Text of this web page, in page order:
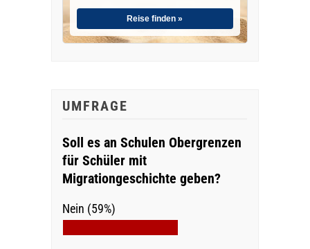
Reise finden »
UMFRAGE
Soll es an Schulen Obergrenzen
für Schüler mit
Migrationgeschichte geben?
Nein (59%)